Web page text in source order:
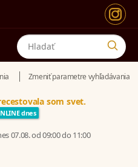
Zmeniť parametre vyhľadávania
som svet.
dnes
07.08. od 09:00 do 11:00